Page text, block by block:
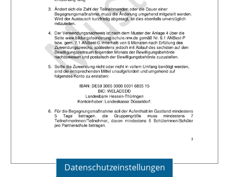
Datenschutzeinstellungen